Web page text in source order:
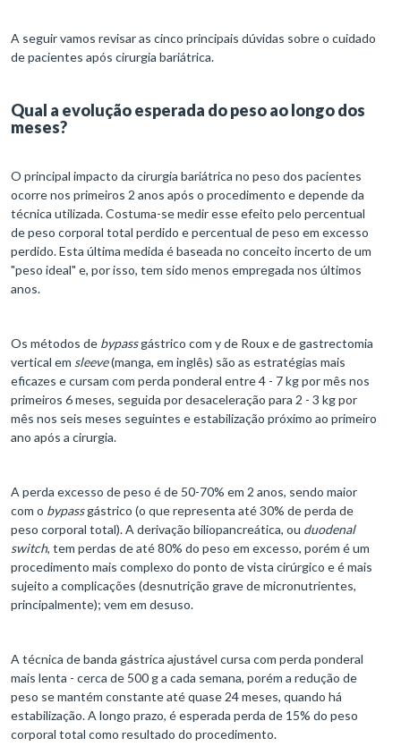
A seguir vamos revisar as cinco principais dúvidas sobre o cuidado
de pacientes após cirurgia bariátrica.
Qual a evolução esperada do peso ao longo dos
meses?
O principal impacto da cirurgia bariátrica no peso dos pacientes
ocorre nos primeiros 2 anos após o procedimento e depende da
técnica utilizada. Costuma-se medir esse efeito pelo percentual
de peso corporal total perdido e percentual de peso em excesso
perdido. Esta última medida é baseada no conceito incerto de um
"peso ideal" e, por isso, tem sido menos empregada nos últimos
anos.
Os métodos de bypassgástrico com y de Roux e de gastrectomia
vertical em sleeve(manga, em inglês) são as estratégias mais
eficazes e cursam com perda ponderal entre 4 - 7 kg por mês nos
primeiros 6 meses, seguida por desaceleração para 2 - 3 kg por
mês nos seis meses seguintes e estabilização próximo ao primeiro
ano após a cirurgia.
A perda excesso de peso é de 50-70% em 2 anos, sendo maior
com o bypassgástrico (o que representa até 30% de perda de
peso corporal total). A derivação biliopancreática, ou duodenal
switch, tem perdas de até 80% do peso em excesso, porém é um
procedimento mais complexo do ponto de vista cirúrgico e é mais
sujeito a complicações (desnutrição grave de micronutrientes,
principalmente); vem em desuso.
A técnica de banda gástrica ajustável cursa com perda ponderal
mais lenta - cerca de 500 g a cada semana, porém a redução de
peso se mantém constante até quase 24 meses, quando há
estabilização. A longo prazo, é esperada perda de 15% do peso
corporal total como resultado do procedimento.